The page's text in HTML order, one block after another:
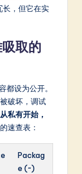
长，但它在实
取的
都设为公开。
破坏，调试
从私有开始，
速查表：
Packag
e (~)